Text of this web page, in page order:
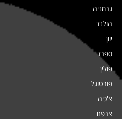
גרמניה
הולנד
יוון
ספרד
פולין
פורטוגל
צ'כיה
צרפת